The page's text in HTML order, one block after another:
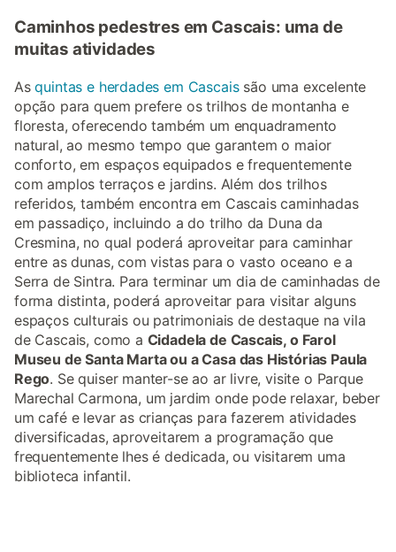
Caminhos pedestres em Cascais: uma de
muitas atividades
Asquintas e herdades em Cascaissão uma excelente
opção para quem prefere os trilhos de montanha e
floresta, oferecendo também um enquadramento
natural, ao mesmo tempo que garantem o maior
conforto, em espaços equipados e frequentemente
com amplos terraços e jardins. Além dos trilhos
referidos, também encontra em Cascais caminhadas
em passadiço, incluindo a do trilho da Duna da
Cresmina, no qual poderá aproveitar para caminhar
entre as dunas, com vistas para o vasto oceano e a
Serra de Sintra. Para terminar um dia de caminhadas de
forma distinta, poderá aproveitar para visitar alguns
espaços culturais ou patrimoniais de destaque na vila
de Cascais, como a Cidadela de Cascais, o Farol
Museu de Santa Marta ou a Casa das Histórias Paula
Rego. Se quiser manter-se ao ar livre, visite o Parque
Marechal Carmona, um jardim onde pode relaxar, beber
um café e levar as crianças para fazerem atividades
diversificadas, aproveitarem a programação que
frequentemente lhes é dedicada, ou visitarem uma
biblioteca infantil.